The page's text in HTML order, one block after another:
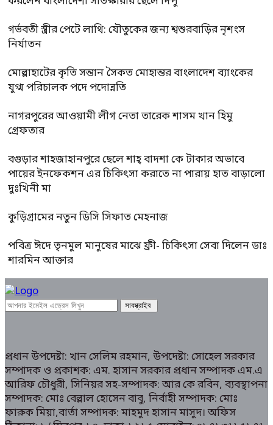
গর্ভবতী স্ত্রীর পেটে লাথি: যৌতুকের জন্য শ্বশুরবাড়ির নৃশংস
নির্যাতন
মোল্লাহাটের কৃতি সন্তান সৈকত মোহান্তর বাংলাদেশ ব্যাংকের
যুগ্ম পরিচালক পদে পদোন্নতি
নাগরপুরের আওয়ামী লীগ নেতা তারেক শাসম খান হিমু
গ্রেফতার
বগুড়ার শাহজাহানপুরে ছেলে শাহ্ বাদশা কে টাকার অভাবে
পায়ের ইনফেকশন এর চিকিৎসা করাতে না পারায় হাত বাড়ালো
দুঃখিনী মা
কুড়িগ্রামের নতুন ডিসি সিফাত মেহনাজ
পবিত্র ঈদে তৃনমুল মানুষের মাঝে ফ্রী- চিকিৎসা সেবা দিলেন ডাঃ
শারমিন আক্তার
প্রধান উপদেষ্টা: খান সেলিম রহমান, উপদেষ্টা: সোহেল সরকার
সম্পাদক ও প্রকাশক: এম. হাসান সরকার প্রধান সম্পাদক এম.এ
আরিফ চৌধুরী, সিনিয়র সহ-সম্পাদক: আর কে রবিন, ব্যবস্থাপনা
সম্পাদক: মোঃ বেল্লাল হোসেন বাবু, নির্বাহী সম্পাদক: মোঃ
ফারুক মিয়া,বার্তা সম্পাদক: মাহমুদ হাসান মাসুদ। অফিস